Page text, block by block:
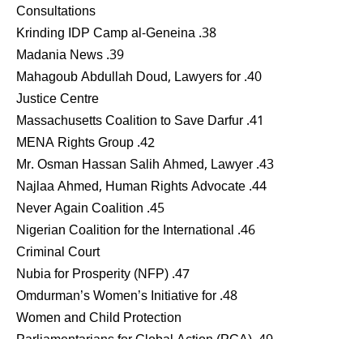
Consultations
38. Krinding IDP Camp al-Geneina
39. Madania News
40. Mahagoub Abdullah Doud, Lawyers for
Justice Centre
41. Massachusetts Coalition to Save Darfur
42. MENA Rights Group
43. Mr. Osman Hassan Salih Ahmed, Lawyer
44. Najlaa Ahmed, Human Rights Advocate
45. Never Again Coalition
46. Nigerian Coalition for the International
Criminal Court
47. Nubia for Prosperity (NFP)
48. Omdurman’s Women’s Initiative for
Women and Child Protection